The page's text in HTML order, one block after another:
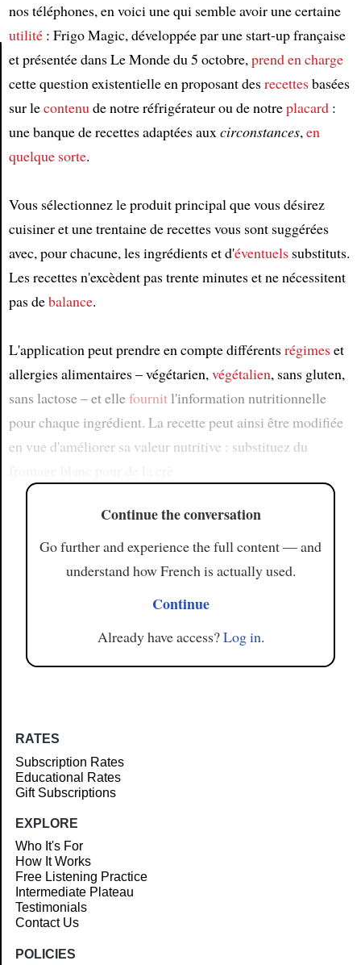
Article
nos téléphones, en voici une qui semble avoir une certaine
utilité: Frigo Magic, développée par une start-up française
et présentée dans Le Monde du 5 octobre,prend en charge
cette question existentielle en proposant desrecettesbasées
sur lecontenude notre réfrigérateur ou de notreplacard:
une banque de recettes adaptées auxcirconstances,en
quelque sorte.
Vous sélectionnez le produit principal que vous désirez
cuisiner et une trentaine de recettes vous sont suggérées
avec, pour chacune, les ingrédients et d'éventuelssubstituts.
Les recettes n'excèdent pas trente minutes et ne nécessitent
pas debalance.
L'application peut prendre en compte différentsrégimeset
allergies alimentaires – végétarien,végétalien, sans gluten,
sans lactose – et ellefournitl'information nutritionnelle
pour chaque ingrédient. La recette peut ainsi être modifiée
en vue d'améliorer sa valeur nutritive : substituez du
Continue the conversation
Go further and experience the full content — and
understand how French is actually used.
Continue
Already have access?Log in.
RATES
Subscription Rates
Educational Rates
Gift Subscriptions
EXPLORE
Who It's For
How It Works
Free Listening Practice
Intermediate Plateau
Testimonials
Contact Us
POLICIES